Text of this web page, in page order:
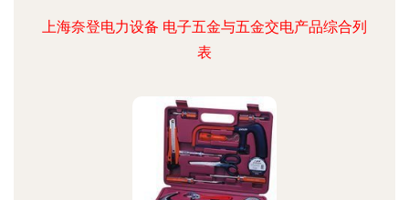
上海奈登电力设备 电子五金与五金交电产品综合列
表